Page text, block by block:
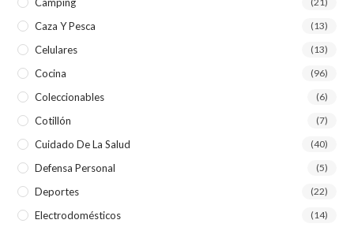
Caza Y Pesca (13)
Celulares (13)
Cocina (96)
Coleccionables (6)
Cotillón (7)
Cuidado De La Salud (40)
Defensa Personal (5)
Deportes (22)
Electrodomésticos (14)